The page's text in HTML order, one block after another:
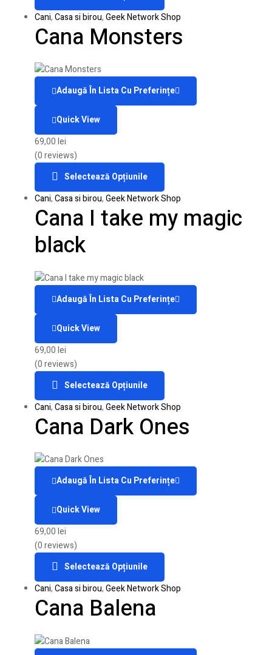
Cani,Casa si birou,Geek Network Shop
Cana Monsters
Adaugă În Lista Cu Preferințe
Quick View
69,00lei
(0 reviews)
Selectează Opțiunile
Cani,Casa si birou,Geek Network Shop
Cana I take my magic
black
Adaugă În Lista Cu Preferințe
Quick View
69,00lei
(0 reviews)
Selectează Opțiunile
Cani,Casa si birou,Geek Network Shop
Cana Dark Ones
Adaugă În Lista Cu Preferințe
Quick View
69,00lei
(0 reviews)
Selectează Opțiunile
Cani,Casa si birou,Geek Network Shop
Cana Balena